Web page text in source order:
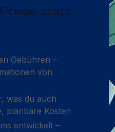
statt
Gebühren –
von
was du auch
planbare Kosten
entwickelt –